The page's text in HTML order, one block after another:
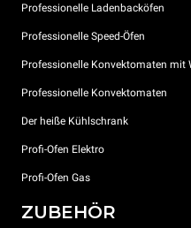
Professionelle Ladenbacköfen
Professionelle Speed-Öfen
Professionelle Konvektomaten mit
Professionelle Konvektomaten
Der heiße Kühlschrank
Profi-Ofen Elektro
Profi-Ofen Gas
ZUBEHÖR